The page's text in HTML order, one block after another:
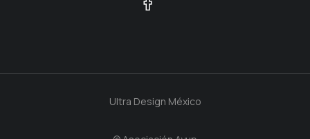
Ultra Design México